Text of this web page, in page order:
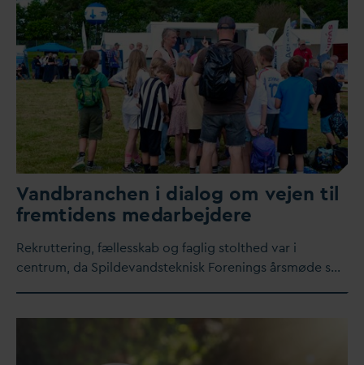
Vandbranchen i dialog om vejen til
fremtidens medarbejdere
Rekruttering, fællesskab og faglig stolthed var i
centrum, da Spildevandsteknisk Forenings årsmøde s…